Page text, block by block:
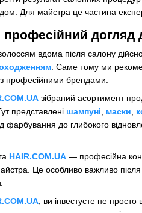
Для майстра це частина
професійний догляд
вдома після салону
. Саме тому ми
професійними брендами.
зібраний асортимент
представлені шампуні, маски,
фарбування до глибокого
HAIR.COM.UA — професійна
Це особливо важливо
, ви інвестуєте не